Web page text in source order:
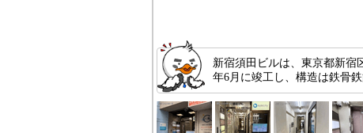
新宿須田ビルは、東京都新宿
年6月に竣工し、構造は鉄骨